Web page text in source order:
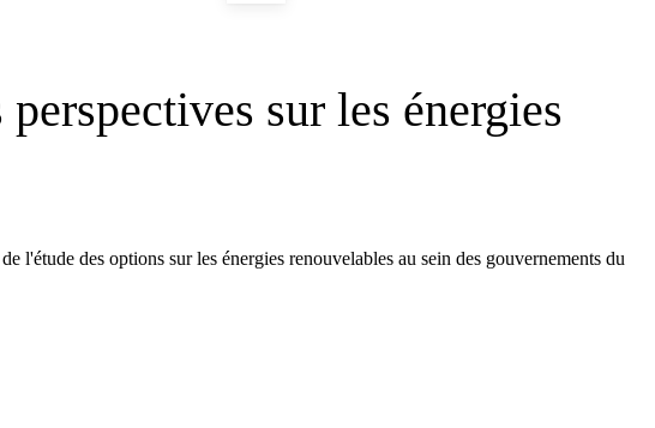
sur les énergies
des options sur les énergies renouvelables au sein des gouvernements du